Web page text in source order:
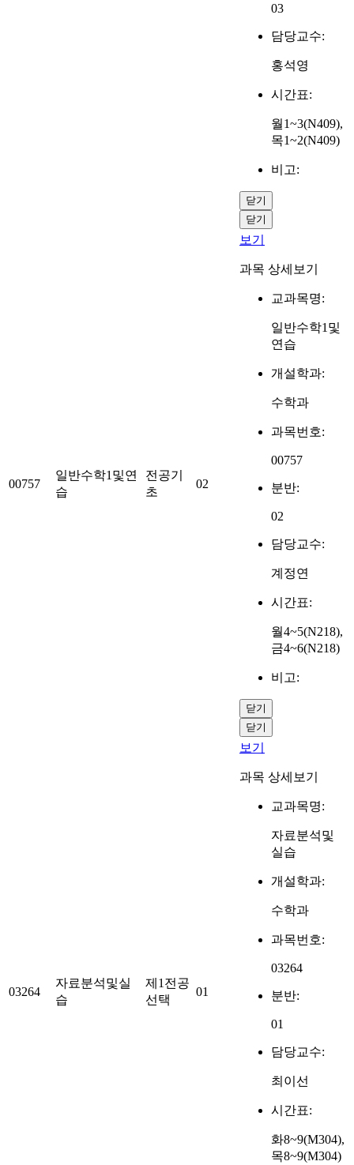
03
담당교수:
홍석영
시간표:
월1~3(N409),
목1~2(N409)
비고:
닫기
닫기
00757
일반수학1및연
습
전공기
초
02
보기
과목 상세보기
교과목명:
일반수학1및
연습
개설학과:
수학과
과목번호:
00757
분반:
02
담당교수:
계정연
시간표:
월4~5(N218),
금4~6(N218)
비고:
닫기
닫기
03264
자료분석및실
습
제1전공
선택
01
보기
과목 상세보기
교과목명:
자료분석및
실습
개설학과:
수학과
과목번호:
03264
분반:
01
담당교수:
최이선
시간표:
화8~9(M304),
목8~9(M304)